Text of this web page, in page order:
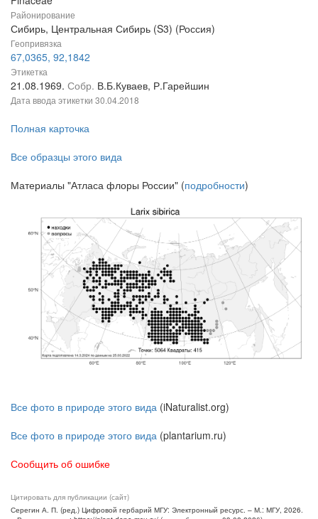
Районирование
Сибирь, Центральная Сибирь (S3) (Россия)
Геопривязка
67,0365, 92,1842
Этикетка
21.08.1969. Собр. В.Б.Куваев, Р.Гарейшин
Дата ввода этикетки 30.04.2018
Полная карточка
Все образцы этого вида
Материалы "Атласа флоры России" (подробности)
Все фото в природе этого вида (iNaturalist.org)
Все фото в природе этого вида (plantarium.ru)
Сообщить об ошибке
Цитировать для публикации (сайт)
Серегин А. П. (ред.) Цифровой гербарий МГУ: Электронный ресурс. – М.: МГУ, 2026.